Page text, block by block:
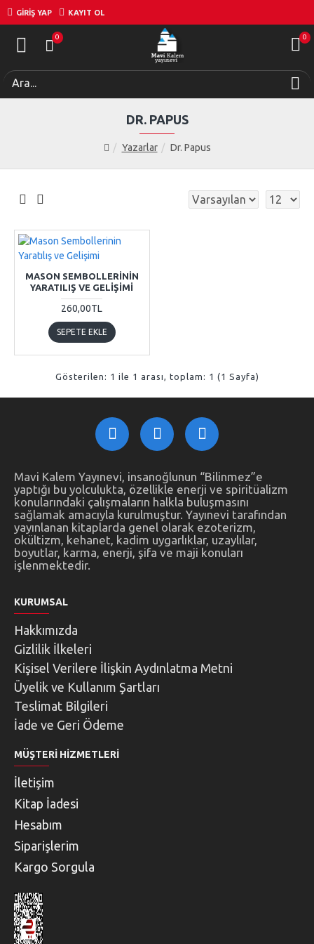
GIRIŞ YAP KAYIT OL
0 0
Yazarlar Dr. Papus
DR. PAPUS
MASON SEMBOLLERININ
YARATILIŞ VE GELIŞIMI
260,00TL
SEPETE EKLE
Gösterilen: 1 ile 1 arası, toplam: 1 (1 Sayfa)
Mavi Kalem Yayınevi, insanoğlunun “Bilinmez”e
yaptığı bu yolculukta, özellikle enerji ve spiritüalizm
konularındaki çalışmaların halkla buluşmasını
sağlamak amacıyla kurulmuştur. Yayınevi tarafından
yayınlanan kitaplarda genel olarak ezoterizm,
okültizm, kehanet, kadim uygarlıklar, uzaylılar,
boyutlar, karma, enerji, şifa ve maji konuları
işlenmektedir.
KURUMSAL
Hakkımızda
Gizlilik İlkeleri
Kişisel Verilere İlişkin Aydınlatma Metni
Üyelik ve Kullanım Şartları
Teslimat Bilgileri
İade ve Geri Ödeme
MÜŞTERI HIZMETLERI
İletişim
Kitap İadesi
Hesabım
Siparişlerim
Kargo Sorgula